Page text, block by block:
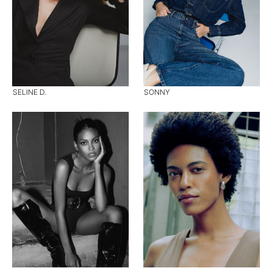
SELINE D. SONNY